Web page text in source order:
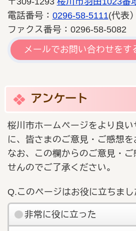
電話番号： 0296-58-5111(代表）
ファクス番号：0296-58-5082
メールでお問い合わせをす
アンケート
桜川市ホームページをより良
に、皆さまのご意見・ご感想を
なお、この欄からのご意見・
せんのでご了承ください。
Q.このページはお役に立ちまし
非常に役に立った